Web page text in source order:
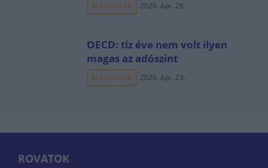
ELEMZÉSEK 2026. ápr. 28.
OECD: tíz éve nem volt ilyen
magas az adószint
ELEMZÉSEK 2026. ápr. 23.
ROVATOK